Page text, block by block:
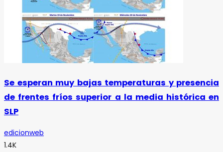
Se esperan muy bajas temperaturas y presencia
de frentes fríos superior a la media histórica en
SLP
edicionweb
1.4K